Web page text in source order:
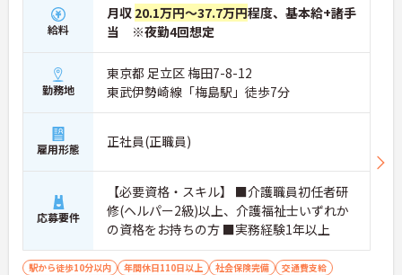
給料
月収 20.1万円～37.7万円程度、基本給+諸手
当 ※夜勤4回想定
勤務地
東京都 足立区 梅田7-8-12
東武伊勢崎線「梅島駅」徒歩7分
雇用形態 正社員(正職員)
応募要件
【必要資格・スキル】 ■介護職員初任者研
修(ヘルパー2級)以上、介護福祉士いずれか
の資格をお持ちの方 ■実務経験1年以上
駅から徒歩10分以内 年間休日110日以上 社会保険完備
交通費支給